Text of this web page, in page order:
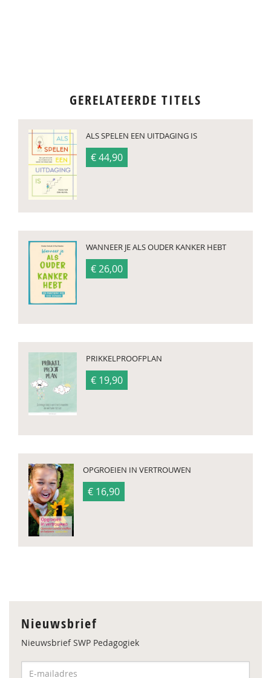
GERELATEERDE TITELS
ALS SPELEN EEN UITDAGING IS
€ 44,90
WANNEER JE ALS OUDER KANKER HEBT
€ 26,00
PRIKKELPROOFPLAN
€ 19,90
OPGROEIEN IN VERTROUWEN
€ 16,90
Nieuwsbrief
Nieuwsbrief SWP Pedagogiek